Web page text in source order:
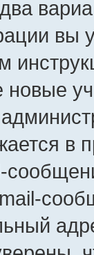
вы
новые
в